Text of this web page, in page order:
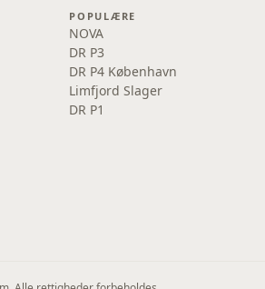
POPULÆRE
NOVA
DR P3
DR P4 København
Limfjord Slager
DR P1